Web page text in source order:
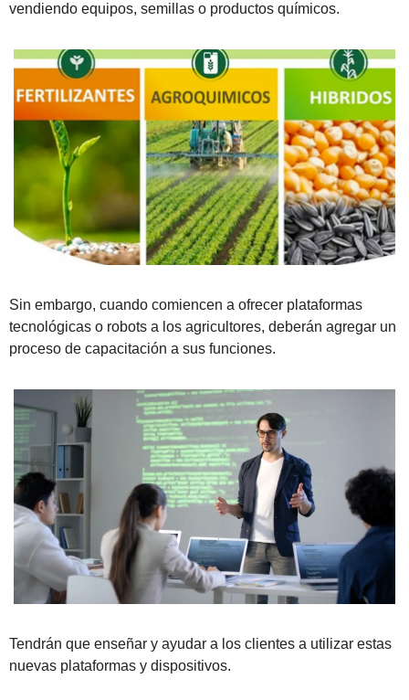
vendiendo equipos, semillas o productos químicos.
Sin embargo, cuando comiencen a ofrecer plataformas
tecnológicas o robots a los agricultores, deberán agregar un
proceso de capacitación a sus funciones.
Tendrán que enseñar y ayudar a los clientes a utilizar estas
nuevas plataformas y dispositivos.